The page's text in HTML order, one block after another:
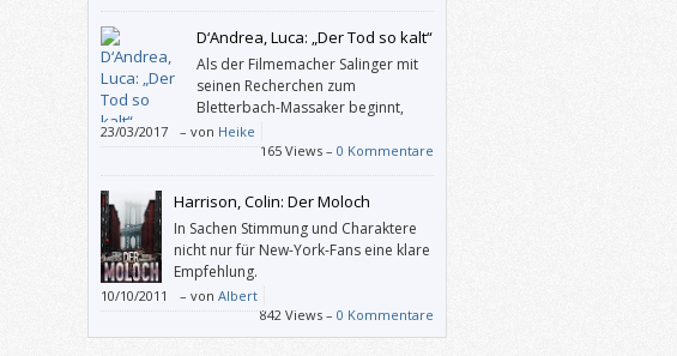
D‘Andrea, Luca: „Der Tod so kalt“
Als der Filmemacher Salinger mit
seinen Recherchen zum
Bletterbach-Massaker beginnt,
ahnt man noch nicht, welch weite
Kreise seine Nachforschungen ergeben werden,
und ist von Beginn an gefesselt. All die
Zusammenhänge der einzelnen Protagonisten,
verwebt wie ein Spinnennetz, das sich langsam
aufzulösen scheint, machen die Geschichte sehr
spannend und lebhaft. Lebt dieses menschliche
Ungeheuer noch im Ort? Unterhält sich Salinger
vielleicht gerade mit ihm ohne es zu wissen?
Diese Gedanken hat man beim Lesen ständig im
Hinterkopf und die Geschichte bekommt
23/03/2017 – von Heike
165 Views – 0 Kommentare
Harrison, Colin: Der Moloch
In Sachen Stimmung und Charaktere
nicht nur für New-York-Fans eine klare
Empfehlung.
10/10/2011 – von Albert
842 Views – 0 Kommentare